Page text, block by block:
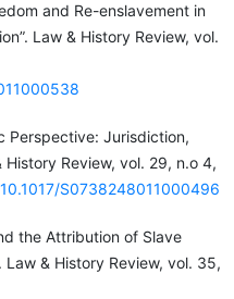
and Re-enslavement in
Law & History Review, vol.
Perspective: Jurisdiction,
Review, vol. 29, n.o 4,
S0738248011000496
the Attribution of Slave
& History Review, vol. 35,